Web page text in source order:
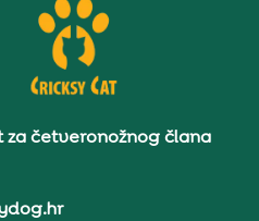
za četveronožnog člana